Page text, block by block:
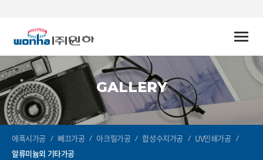
Toggle
GALLERY
에폭시가공 뻬끄가공 아크릴가공 합성수지가공
UV인쇄가공
알류미늄외 기타가공